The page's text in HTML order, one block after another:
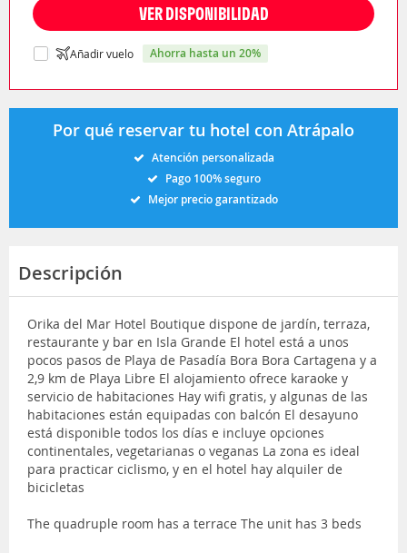
VER DISPONIBILIDAD
Añadir vuelo ahorra hasta un 20%
Por qué reservar tu hotel con Atrápalo
Atención personalizada
Pago 100% seguro
Mejor precio garantizado
Descripción
Orika del Mar Hotel Boutique dispone de jardín, terraza,
restaurante y bar en Isla Grande El hotel está a unos
pocos pasos de Playa de Pasadía Bora Bora Cartagena y a
2,9 km de Playa Libre El alojamiento ofrece karaoke y
servicio de habitaciones Hay wifi gratis, y algunas de las
habitaciones están equipadas con balcón El desayuno
está disponible todos los días e incluye opciones
continentales, vegetarianas o veganas La zona es ideal
para practicar ciclismo, y en el hotel hay alquiler de
bicicletas
The quadruple room has a terrace The unit has 3 beds